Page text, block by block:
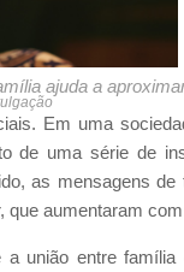
ajuda a
Em uma
de uma série de
as mensagens
aumentaram
união entre